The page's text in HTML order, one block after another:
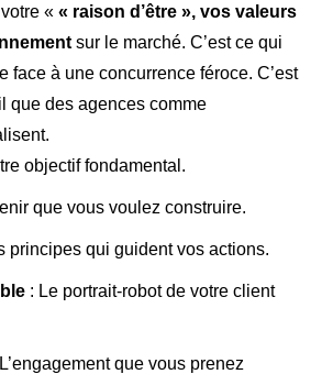
« « raison d’être », vos valeurs
sur le marché. C’est ce qui
face à une concurrence féroce. C’est
que des agences comme
objectif fondamental.
que vous voulez construire.
principes qui guident vos actions.
: Le portrait-robot de votre client
que vous prenez